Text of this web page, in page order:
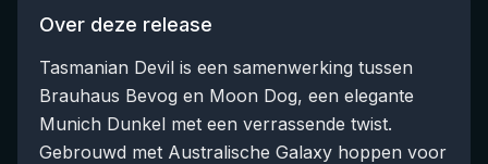
Over deze release
Tasmanian Devil is een samenwerking tussen
Brauhaus Bevog en Moon Dog, een elegante
Munich Dunkel met een verrassende twist.
Gebrouwd met Australische Galaxy hoppen voor